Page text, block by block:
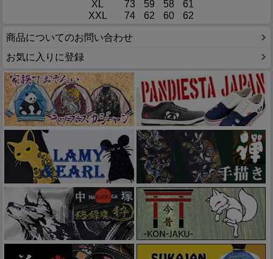
XL
73 59 58
61
XXL
74 62 60 62
商品についてのお問い合わせ
お気に入りに登録